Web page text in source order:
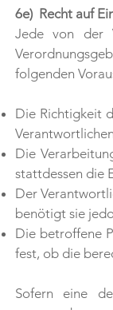
6e) Recht auf
Jede von der
folgenden
Die Richtigkeit
Die
stattdessen die
Der
benötigt sie
Die betroffene
fest, ob die
Sofern eine